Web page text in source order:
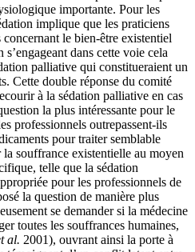
importante. Pour les
implique que les praticiens
le bien-être existentiel
dans cette voie cela
palliative qui constitueraient un
Cette double réponse du comité
à la sédation palliative en cas
la plus intéressante pour le
professionnels outrepassent-ils
pour traiter semblable
souffrance existentielle au moyen
telle que la sédation
pour les professionnels de
la question de manière plus
se demander si la médecine
toutes les souffrances humaines,
al. 2001), ouvrant ainsi la porte à